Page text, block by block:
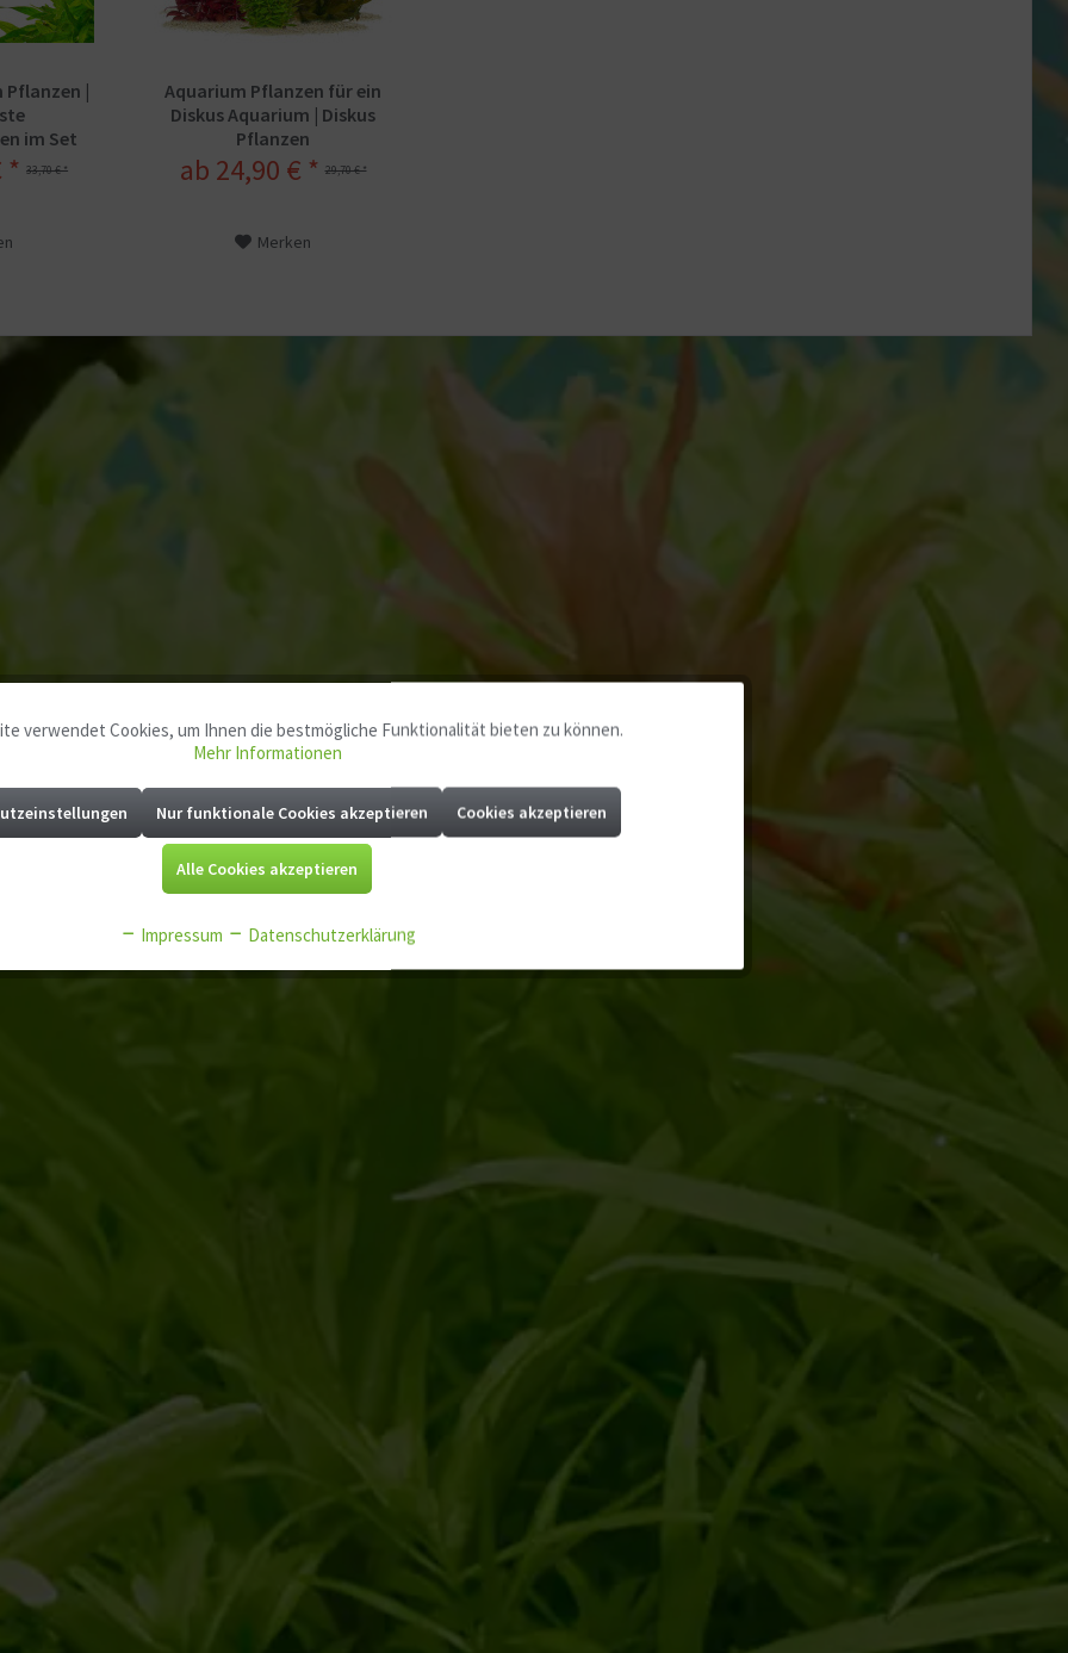
Pflanzen |
im Set
33,70 € *
*
Aquarium Pflanzen für ein
Diskus Aquarium | Diskus
Pflanzen
29,70 € *
ab 24,90 € *
Merken
Aktiv
Aktiv
verwendet Cookies, um Ihnen die bestmögliche Funktionalität bieten zu können.
Mehr Informationen
Nur funktionale Cookies akzeptieren Cookies akzeptieren
Alle Cookies akzeptieren
Impressum Datenschutzerklärung